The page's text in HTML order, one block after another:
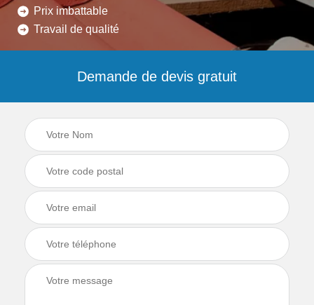
Prix imbattable
Travail de qualité
Demande de devis gratuit